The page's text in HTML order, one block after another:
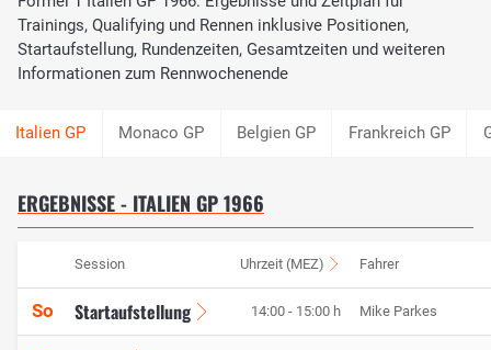
Trainings, Qualifying und Rennen inklusive Positionen,
Startaufstellung, Rundenzeiten, Gesamtzeiten und weiteren
Informationen zum Rennwochenende
Monaco GP Belgien GP Frankreich GP
ERGEBNISSE - ITALIEN GP 1966
Session Uhrzeit (MEZ) Fahrer
So Startaufstellung 14:00 - 15:00 h Mike Parkes